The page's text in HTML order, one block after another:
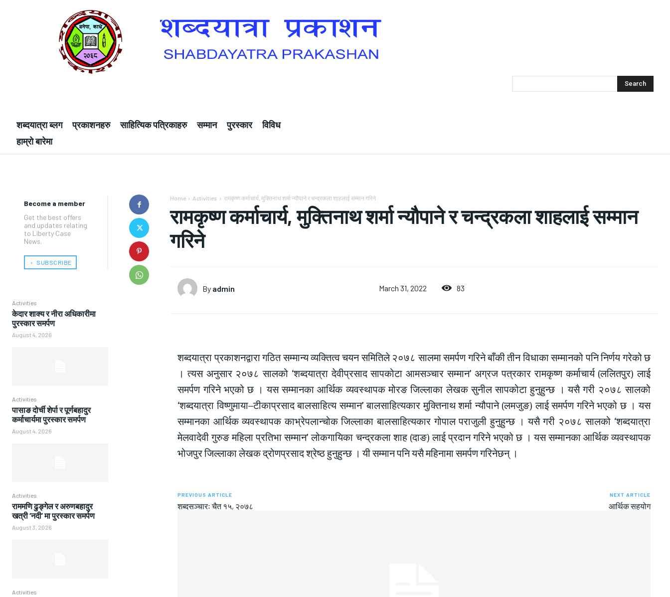
Search
शब्दयात्रा ब्लग प्रकाशनहरु साहित्यिक पत्रिकाहरु सम्मान पुरस्कार
विविध
हाम्रो बारेमा
Become a member
Get the best offers
and updates relating
to Liberty Case
News.
﹢ SUBSCRIBE
Activities
केदार शाक्य र नीरा अधिकारीमा
पुरस्कार समर्पण
August 4, 2026
Activities
पासाङ दोर्ची शेर्पा र पूर्णबहादुर
कर्माचार्यमा पुरस्कार समर्पण
August 4, 2026
Activities
राममणि ढुङ्गेल र अरुणबहादुर
खत्री ‘नदी’ मा पुरस्कार समर्पण
August 3, 2026
Activities
Home Activities रामकृष्ण कर्माचार्य, मुक्तिनाथ शर्मा न्यौपाने र चन्द्रकला शाहलाई सम्मान गरिने
रामकृष्ण कर्माचार्य, मुक्तिनाथ शर्मा न्यौपाने र चन्द्रकला शाहलाई सम्मान
गरिने
By admin March 31, 2022 83
शब्दयात्रा प्रकाशनद्वारा गठित सम्मान्य व्यक्तित्व चयन समितिले २०७८ सालमा समर्पण गरिने बाँकी तीन विधाका सम्मानको पनि निर्णय गरेको छ
। त्यस अनुसार २०७८ सालको ‘शब्दयात्रा देवीप्रसाद सापकोटा आमसञ्चार सम्मान’ अग्रज पत्रकार रामकृष्ण कर्माचार्य (ललितपुर) लाई
समर्पण गरिने भएको छ । यस सम्मानका आर्थिक व्यवस्थापक मोरङ जिल्लाका लेखक सुनील सापकोटा हुनुहुन्छ । यसै गरी २०७८ सालको
‘शब्दयात्रा विष्णुमाया–टीकाप्रसाद बालसाहित्य सम्मान’ बालसाहित्यकार मुक्तिनाथ शर्मा न्यौपाने (लमजुङ) लाई समर्पण गरिने भएको छ । यस
सम्मानका आर्थिक व्यवस्थापक काभ्रेपलान्चोक जिल्लाका बालसाहित्यकार गोपाल पराजुली हुनुहुन्छ । यसै गरी २०७८ सालको ‘शब्दयात्रा
मेलवादेवी गुरुङ महिला प्रतिभा सम्मान’ लोकगायिका चन्द्रकला शाह (दाङ) लाई प्रदान गरिने भएको छ । यस सम्मानका आर्थिक व्यवस्थापक
भोजपुर जिल्लाका लेखक द्रोणप्रसाद श्रेष्ठ हुनुहुन्छ । यी सम्मान पनि यसै महिनामा समर्पण गरिनेछन् ।
PREVIOUS ARTICLE
शब्दसञ्चारः चैत १५, २०७८
NEXT ARTICLE
आर्थिक सहयोग